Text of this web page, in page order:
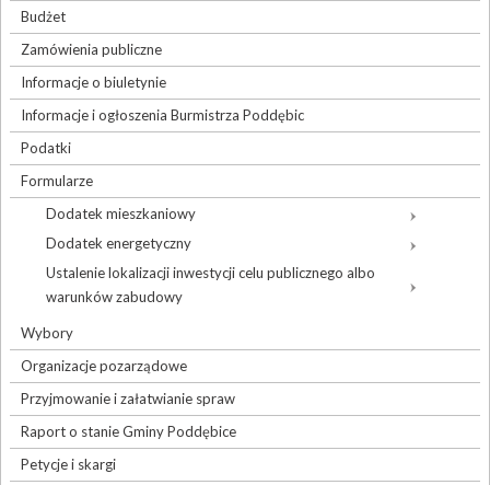
Budżet
Zamówienia publiczne
Informacje o biuletynie
Informacje i ogłoszenia Burmistrza Poddębic
Podatki
Formularze
Dodatek mieszkaniowy
Dodatek energetyczny
Ustalenie lokalizacji inwestycji celu publicznego albo
warunków zabudowy
Wybory
Organizacje pozarządowe
Przyjmowanie i załatwianie spraw
Raport o stanie Gminy Poddębice
Petycje i skargi